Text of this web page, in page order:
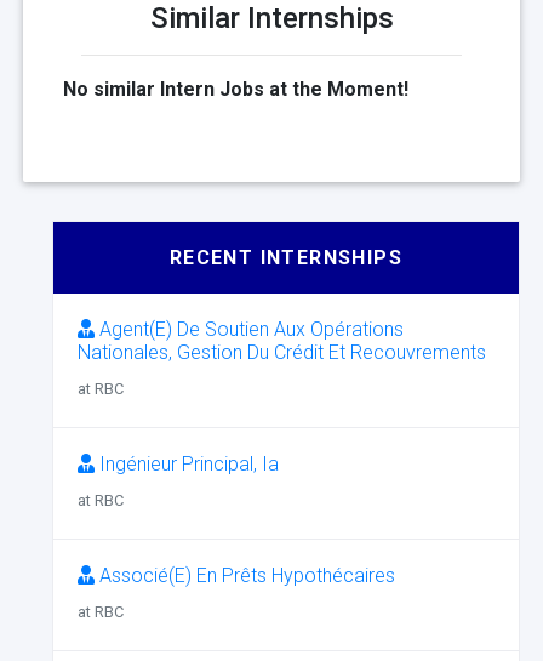
Similar Internships
No similar Intern Jobs at the Moment!
RECENT INTERNSHIPS
Agent(E) De Soutien Aux Opérations
Nationales, Gestion Du Crédit Et Recouvrements
at RBC
Ingénieur Principal, Ia
at RBC
Associé(E) En Prêts Hypothécaires
at RBC